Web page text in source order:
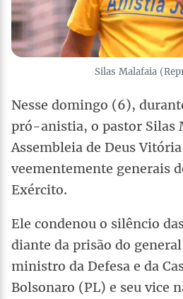
Silas Malafaia
Nesse domingo (6),
pró-anistia, o pastor Silas
Assembleia de Deus
veementemente generais
Exército.
Ele condenou o silêncio
diante da prisão do
ministro da Defesa e da
Bolsonaro (PL) e seu vice